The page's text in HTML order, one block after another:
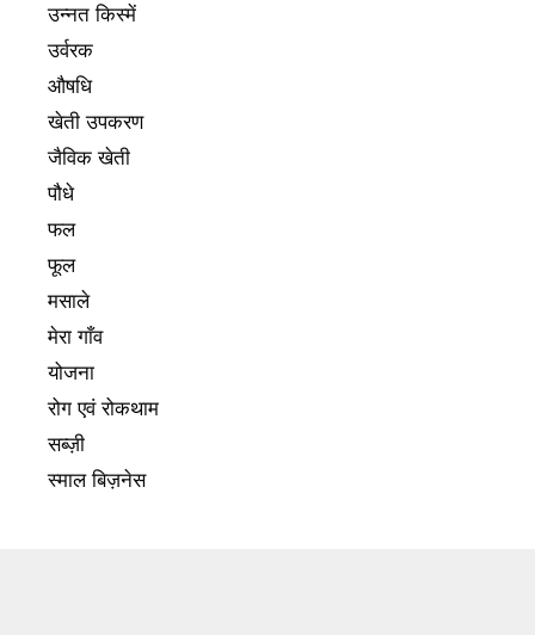
उन्नत किस्में
उर्वरक
औषधि
खेती उपकरण
जैविक खेती
पौधे
फल
फूल
मसाले
मेरा गाँव
योजना
रोग एवं रोकथाम
सब्ज़ी
स्माल बिज़नेस